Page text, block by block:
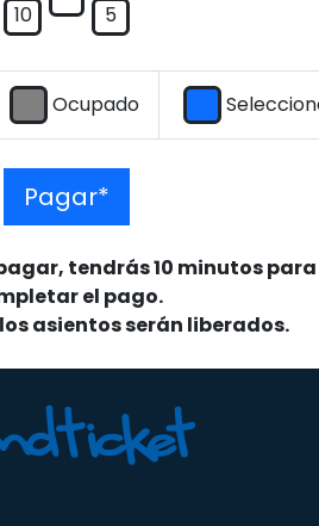
10
5
Ocupado
Pagar*
tendrás 10 minutos para
el pago.
asientos serán liberados.